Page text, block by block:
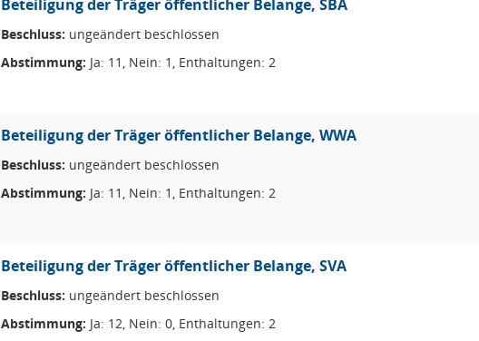
Beteiligung der Träger öffentlicher Belange, SBA
Beschluss: ungeändert beschlossen
Abstimmung: Ja: 11, Nein: 1, Enthaltungen: 2
Beteiligung der Träger öffentlicher Belange, WWA
Beschluss: ungeändert beschlossen
Abstimmung: Ja: 11, Nein: 1, Enthaltungen: 2
Beteiligung der Träger öffentlicher Belange, SVA
Beschluss: ungeändert beschlossen
Abstimmung: Ja: 12, Nein: 0, Enthaltungen: 2